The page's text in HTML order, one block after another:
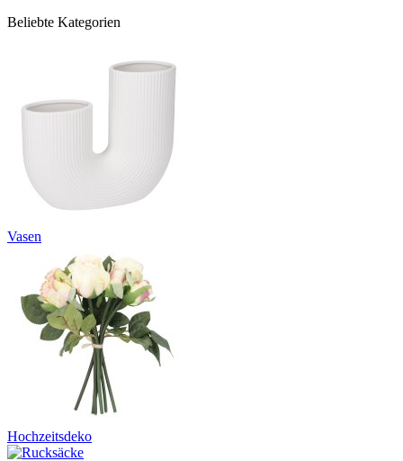
Beliebte Kategorien
Vasen
Hochzeitsdeko